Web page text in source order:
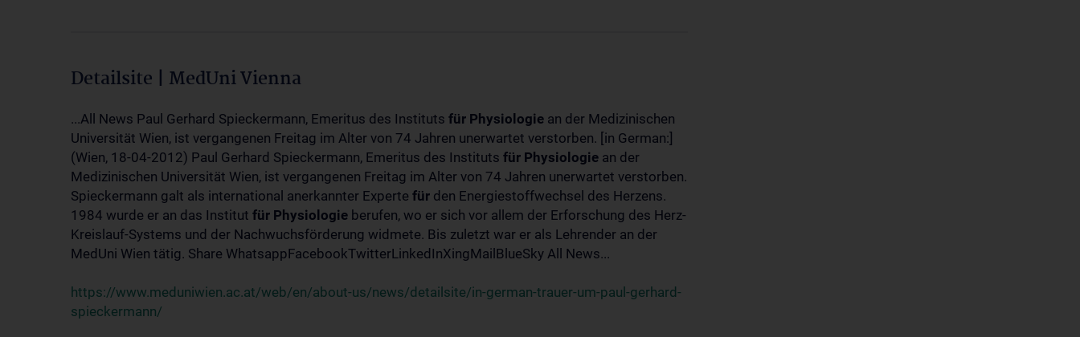
Detailsite | MedUni Vienna
...All News Paul Gerhard Spieckermann, Emeritus des Instituts für Physiologie an der Medizinischen
Universität Wien, ist vergangenen Freitag im Alter von 74 Jahren unerwartet verstorben. [in German:]
(Wien, 18-04-2012) Paul Gerhard Spieckermann, Emeritus des Instituts für Physiologie an der
Medizinischen Universität Wien, ist vergangenen Freitag im Alter von 74 Jahren unerwartet verstorben.
Spieckermann galt als international anerkannter Experte für den Energiestoffwechsel des Herzens.
1984 wurde er an das Institut für Physiologie berufen, wo er sich vor allem der Erforschung des Herz-
Kreislauf-Systems und der Nachwuchsförderung widmete. Bis zuletzt war er als Lehrender an der
MedUni Wien tätig. Share WhatsappFacebookTwitterLinkedInXingMailBlueSky All News...
https://www.meduniwien.ac.at/web/en/about-us/news/detailsite/in-german-trauer-um-paul-gerhard-
spieckermann/